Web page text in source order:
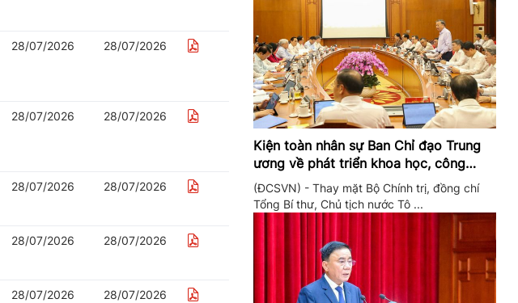
28/07/2026 28/07/2026
28/07/2026 28/07/2026
28/07/2026 28/07/2026
28/07/2026 28/07/2026
28/07/2026 28/07/2026
Kiện toàn nhân sự Ban Chỉ đạo Trung
ương về phát triển khoa học, công
nghệ, đổi mới sáng tạo và chuyển đổi
số
(ĐCSVN) - Thay mặt Bộ Chính trị, đồng chí
Tổng Bí thư, Chủ tịch nước Tô ...